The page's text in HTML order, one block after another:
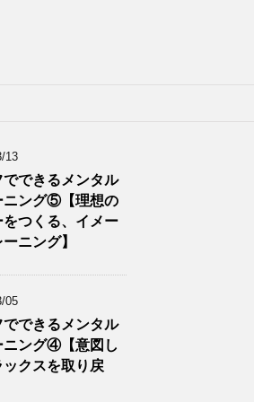
13
でできるメンタル
ニング⑤【理想の
をつくる、イメー
ニング】
05
でできるメンタル
ニング④【意図し
ックスを取り戻